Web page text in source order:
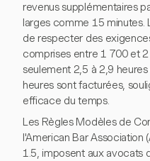
revenus supplémentaires
larges comme 15 minutes.
de respecter des
comprises entre 1 700 et
seulement 2,5 à 2,9
heures sont facturées,
efficace du temps.
Les Règles Modèles de
l'American Bar Association
1.5, imposent aux avocats